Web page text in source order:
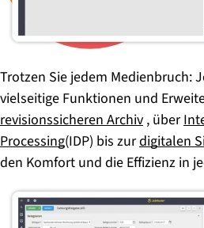
Trotzen Sie jedem Medienbruch:
vielseitige Funktionen und
revisionssicheren Archiv , über
Processing(IDP) bis zurdigitalen
den Komfort und die Effizienz in